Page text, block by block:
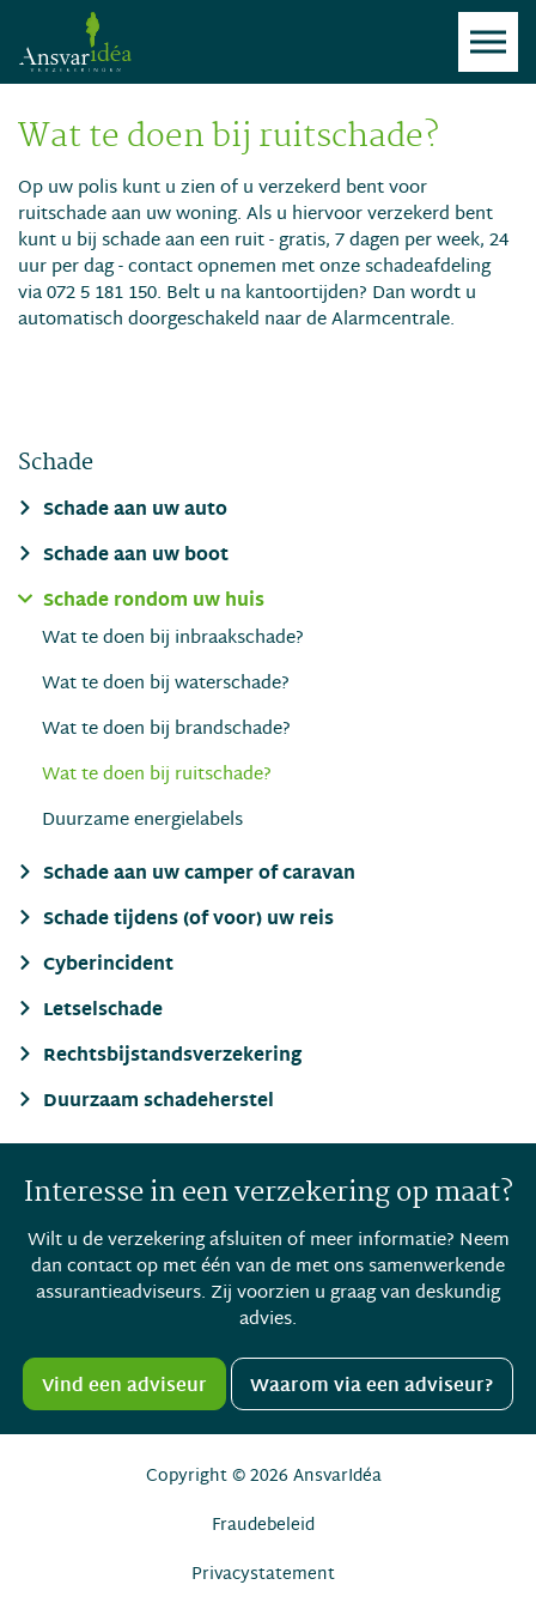
Wat te doen bij ruitschade?
Op uw polis kunt u zien of u verzekerd bent voor
ruitschade aan uw woning. Als u hiervoor verzekerd bent
kunt u bij schade aan een ruit - gratis, 7 dagen per week, 24
uur per dag - contact opnemen met onze schadeafdeling
via 072 5 181 150. Belt u na kantoortijden? Dan wordt u
automatisch doorgeschakeld naar de Alarmcentrale.
Schade
Schade aan uw auto
Schade aan uw boot
Schade rondom uw huis
Wat te doen bij inbraakschade?
Wat te doen bij waterschade?
Wat te doen bij brandschade?
Wat te doen bij ruitschade?
Duurzame energielabels
Schade aan uw camper of caravan
Schade tijdens (of voor) uw reis
Cyberincident
Letselschade
Rechtsbijstandsverzekering
Duurzaam schadeherstel
Interesse in een verzekering op maat?
Wilt u de verzekering afsluiten of meer informatie? Neem
dan contact op met één van de met ons samenwerkende
assurantieadviseurs. Zij voorzien u graag van deskundig
advies.
Vind een adviseur Waarom via een adviseur?
Copyright © 2026 AnsvarIdéa
Fraudebeleid
Privacystatement